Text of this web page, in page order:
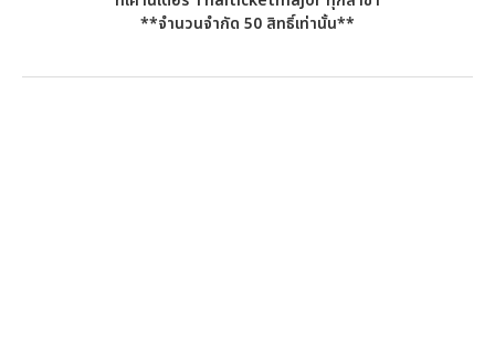
**จำนวนจำกัด 50 สิทธิ์เท่านั้น**